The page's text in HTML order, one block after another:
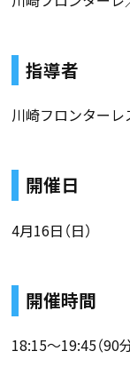
指導者
川崎フロンターレ
開催日
4月16日（日）
開催時間
18:15～19:45（90